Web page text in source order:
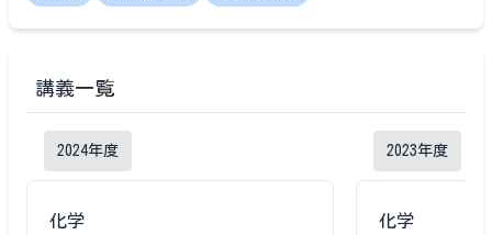
講義一覧
2024年度
化学
2023年度
化学